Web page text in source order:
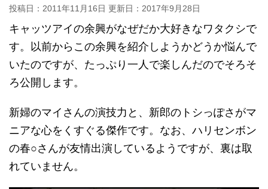
投稿日：2011年11月16日 更新日： 2017年9月28日
キャッツアイの余興がなぜだか大好きなワタクシで
す。以前からこの余興を紹介しようかどうか悩んで
いたのですが、たっぷり一人で楽しんだのでそろそ
ろ公開します。
新婦のマイさんの演技力と、新郎のトシっぽさがマ
ニアな心をくすぐる傑作です。なお、ハリセンボン
の春○さんが友情出演しているようですが、裏は取
れていません。